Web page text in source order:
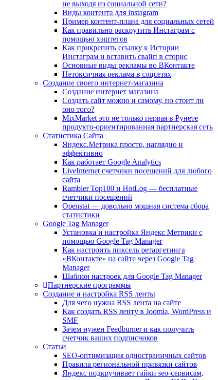
не выходя из социальной сети?
Виды контента для Instagram
Пример контент-плана для социальных сетей
Как правильно раскрутить Инстаграм с
помощью хэштегов
Как прикрепить ссылку к Истории
Инстаграм и вставить свайп в сторис
Основные виды рекламы во ВКонтакте
Нетоксичная реклама в соцсетях
Создание своего интернет-магазина
Создание интернет магазина
Создать сайт можно и самому, но стоит ли
оно того?
MixMarket это не только первая в Рунете
продукто-ориентированная партнерская сеть
Статистика Сайта
Яндекс.Метрика просто, наглядно и
эффективно
Как работает Google Analytics
LiveInternet счетчики посещений для любого
сайта
Rambler Top100 и HotLog — бесплатные
счетчики посещений
Openstat — довольно мощная система сбора
статистики
Google Tag Manager
Установка и настройка Яндекс Метрики с
помощью Google Tag Manager
Как настроить пиксель ретаргетинга
«ВКонтакте» на сайте через Google Tag
Manager
Шаблон настроек для Google Tag Manager
Партнерские программы
Создание и настройка RSS ленты
Для чего нужна RSS лента на сайте
Как создать RSS ленту в Joomla, WordPress и
SMF
Зачем нужен Feedburner и как получить
счетчик ваших подписчиков
Статьи
SEO-оптимизация одностраничных сайтов
Правила региональной привязки сайтов
Яндекс подкручивает гайки seo-сервисам,